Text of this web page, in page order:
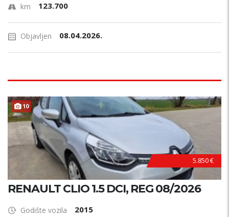
km 123.700
Objavljen 08.04.2026.
10
5.850 €
RENAULT CLIO 1.5 DCI, REG 08/2026
Godište vozila 2015